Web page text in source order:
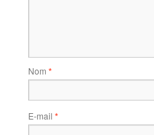
Nom *
E-mail *